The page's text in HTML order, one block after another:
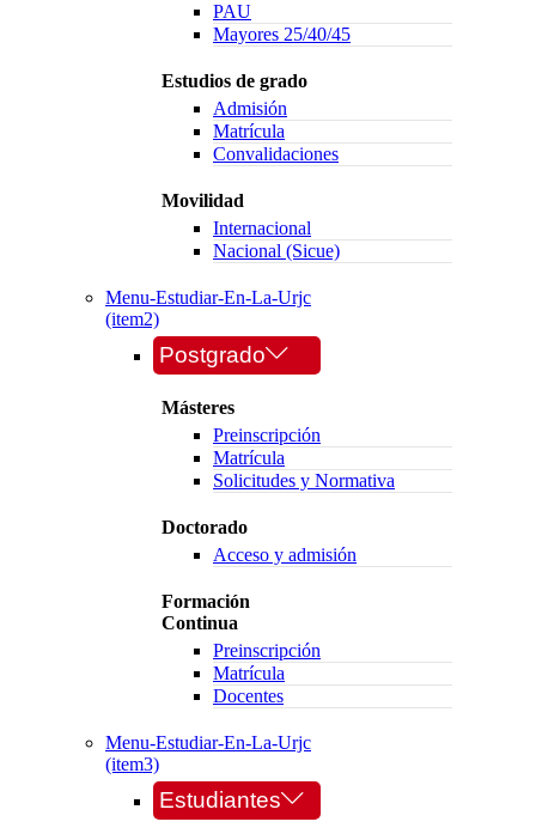
PAU
Mayores 25/40/45
Estudios de grado
Admisión
Matrícula
Convalidaciones
Movilidad
Internacional
Nacional (Sicue)
Menu-Estudiar-En-La-Urjc
(item2)
Postgrado
Másteres
Preinscripción
Matrícula
Solicitudes y Normativa
Doctorado
Acceso y admisión
Formación
Continua
Preinscripción
Matrícula
Docentes
Menu-Estudiar-En-La-Urjc
(item3)
Estudiantes